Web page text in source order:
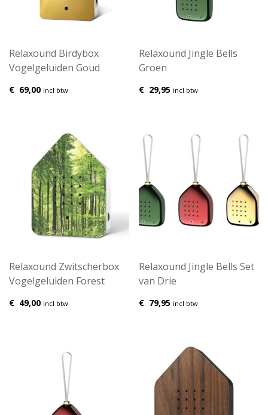
Relaxound Birdybox
Vogelgeluiden Goud
€ 69,00 incl btw
Relaxound Jingle Bells
Groen
€ 29,95 incl btw
Relaxound Zwitscherbox
Vogelgeluiden Forest
€ 49,00 incl btw
Relaxound Jingle Bells Set
van Drie
€ 79,95 incl btw